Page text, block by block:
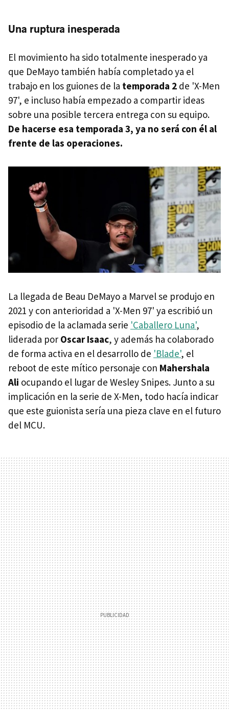
Una ruptura inesperada
El movimiento ha sido totalmente inesperado ya
que DeMayo también había completado ya el
trabajo en los guiones de la temporada 2 de 'X-Men
97', e incluso había empezado a compartir ideas
sobre una posible tercera entrega con su equipo.
De hacerse esa temporada 3, ya no será con él al
frente de las operaciones.
La llegada de Beau DeMayo a Marvel se produjo en
2021 y con anterioridad a 'X-Men 97' ya escribió un
episodio de la aclamada serie 'Caballero Luna',
liderada por Oscar Isaac, y además ha colaborado
de forma activa en el desarrollo de 'Blade', el
reboot de este mítico personaje con Mahershala
Ali ocupando el lugar de Wesley Snipes. Junto a su
implicación en la serie de X-Men, todo hacía indicar
que este guionista sería una pieza clave en el futuro
del MCU.